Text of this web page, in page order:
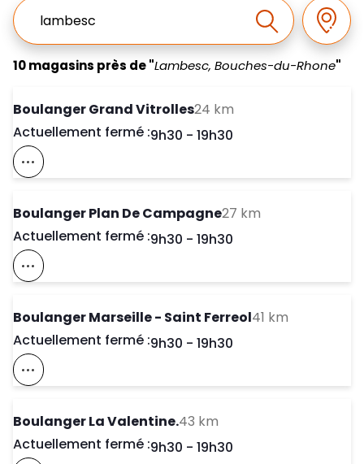
Ville, Region, Code postal ou Ville & Pays
Effectuer la
10 magasins près de "Lambesc, Bouches-du-Rhone"
Boulanger Grand Vitrolles24 km
Actuellement fermé :Day of the Week
9h30 - 19h30
Voir Ce Magasin Sur La Carte
Boulanger Plan De Campagne27 km
Actuellement fermé :Day of the Week
9h30 - 19h30
Voir Ce Magasin Sur La Carte
Boulanger Marseille - Saint Ferreol41 km
Actuellement fermé :Day of the Week
9h30 - 19h30
Voir Ce Magasin Sur La Carte
Boulanger La Valentine.43 km
Actuellement fermé :Day of the Week
9h30 - 19h30